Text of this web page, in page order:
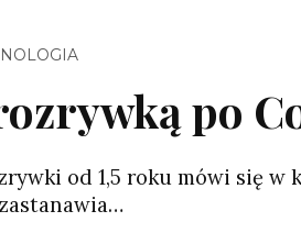
po
od 1,5 roku mówi się w